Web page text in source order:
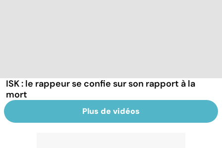
ISK : le rappeur se confie sur son rapport à la
mort
Plus de vidéos